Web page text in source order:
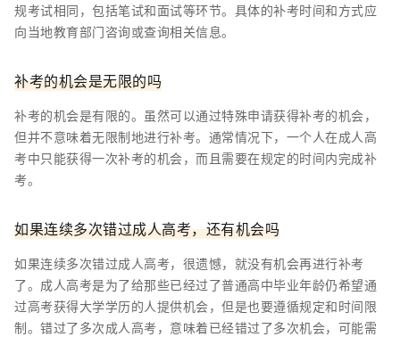
规考试相同，包括笔试和面试等环节。具体的补考时间和方式应
向当地教育部门咨询或查询相关信息。
补考的机会是无限的吗
补考的机会是有限的。虽然可以通过特殊申请获得补考的机会，
但并不意味着无限制地进行补考。通常情况下，一个人在成人高
考中只能获得一次补考的机会，而且需要在规定的时间内完成补
考。
如果连续多次错过成人高考，还有机会吗
如果连续多次错过成人高考，很遗憾，就没有机会再进行补考
了。成人高考是为了给那些已经过了普通高中毕业年龄仍希望通
过高考获得大学学历的人提供机会，但是也要遵循规定和时间限
制。错过了多次成人高考，意味着已经错过了多次机会，可能需